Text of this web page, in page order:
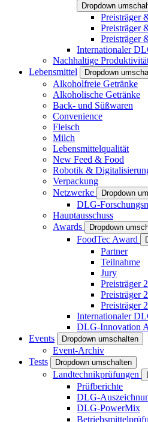
Dropdown
Preisträger
Preisträger
Preisträger
Internationaler
Nachhaltige
Lebensmittel
Dropdown
Alkoholfreie Getränke
Alkoholische Getränke
Back- und Süßwaren
Convenience
Fleisch
Milch
Lebensmittelqualität
New Feed & Food
Robotik &
Verpackung
Netzwerke
Dropdown
DLG-
Hauptausschuss
Awards
Dropdown
FoodTec Award
Partner
Teilnahme
Jury
Preisträger
Preisträger
Preisträger
Internationaler
DLG-Innovation
Events
Dropdown umschalten
Event-Archiv
Tests
Dropdown umschalten
Landtechnikprüfungen
Prüfberichte
DLG-
DLG-PowerMix